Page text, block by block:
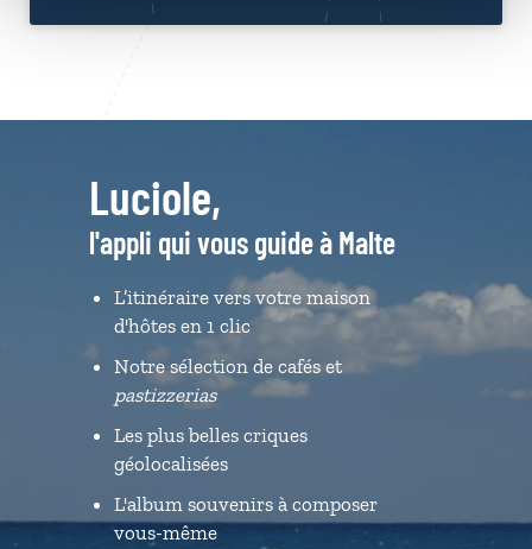
Luciole,
l'appli qui vous guide à Malte
L’itinéraire vers votre maison
d'hôtes en 1 clic
Notre sélection de cafés et
pastizzerias
Les plus belles criques
géolocalisées
L'album souvenirs à composer
vous-même